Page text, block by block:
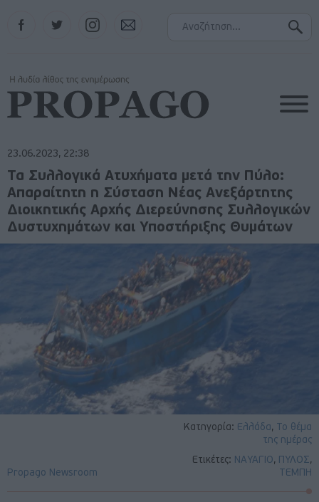
Instagram
23.06.2023, 22:38
Κατηγορία: Ελλάδα, Το θέμα
της ημέρας
Ετικέτες: ΝΑΥΑΓΙΟ, ΠΥΛΟΣ,
ΤΕΜΠΗ
Propago Newsroom
Τα Συλλογικά Ατυχήματα μετά την Πύλο:
Απαραίτητη η Σύσταση Νέας Ανεξάρτητης
Διοικητικής Αρχής Διερεύνησης Συλλογικών
Δυστυχημάτων και Υποστήριξης Θυμάτων